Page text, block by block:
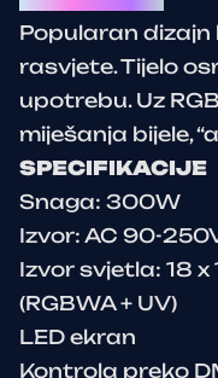
Popularan
rasvjete. Tijelo
upotrebu. Uz
miješanja bijele,
SPECIFIKACIJE
Snaga: 300W
Izvor: AC 90-
Izvor svjetla: 18 x
(RGBWA + UV)
LED ekran
Kontrola preko